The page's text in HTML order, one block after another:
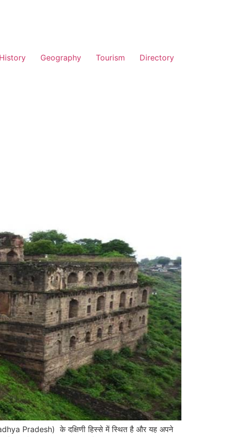
History Geography Tourism Directory
Pradesh) के दक्षिणी हिस्से में स्थित है और यह अपने